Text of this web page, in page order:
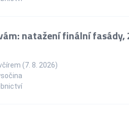
natažení finální fasády,
(7. 8. 2026)